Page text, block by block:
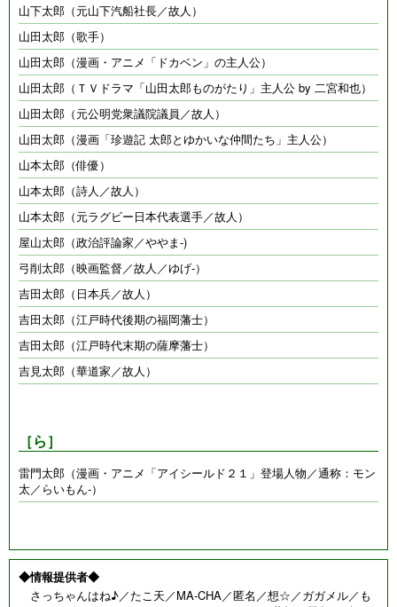
山下太郎（元山下汽船社長／故人）
山田太郎（歌手）
山田太郎（漫画・アニメ「ドカベン」の主人公）
山田太郎（ＴＶドラマ「山田太郎ものがたり」主人公 by 二宮和也）
山田太郎（元公明党衆議院議員／故人）
山田太郎（漫画「珍遊記 太郎とゆかいな仲間たち」主人公）
山本太郎（俳優）
山本太郎（詩人／故人）
山本太郎（元ラグビー日本代表選手／故人）
屋山太郎（政治評論家／ややま-)
弓削太郎（映画監督／故人／ゆげ-）
吉田太郎（日本兵／故人）
吉田太郎（江戸時代後期の福岡藩士）
吉田太郎（江戸時代末期の薩摩藩士）
吉見太郎（華道家／故人）
［ら］
雷門太郎（漫画・アニメ「アイシールド２１」登場人物／通称：モン
太／らいもん-）
◆情報提供者◆
さっちゃんはね♪／たこ天／MA-CHA／匿名／想☆／ガガメル／も